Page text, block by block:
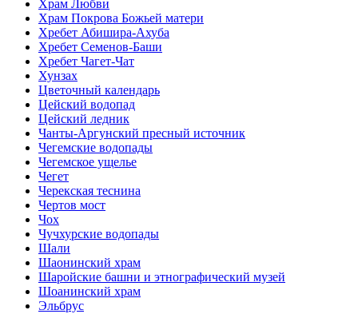
Храм Любви
Храм Покрова Божьей матери
Хребет Абишира-Ахуба
Хребет Семенов-Баши
Хребет Чагет-Чат
Хунзах
Цветочный календарь
Цейский водопад
Цейский ледник
Чанты-Аргунский пресный источник
Чегемские водопады
Чегемское ущелье
Чегет
Черекская теснина
Чертов мост
Чох
Чучхурские водопады
Шали
Шаонинский храм
Шаройские башни и этнографический музей
Шоанинский храм
Эльбрус